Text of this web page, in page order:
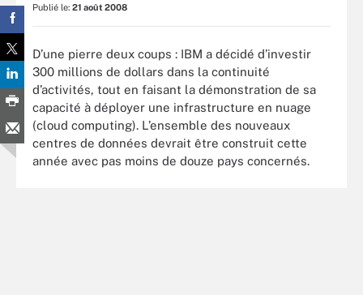
Publié le: 21 août 2008
D’une pierre deux coups : IBM a décidé d’investir
300 millions de dollars dans la continuité
d’activités, tout en faisant la démonstration de sa
capacité à déployer une infrastructure en nuage
(cloud computing). L’ensemble des nouveaux
centres de données devrait être construit cette
année avec pas moins de douze pays concernés.